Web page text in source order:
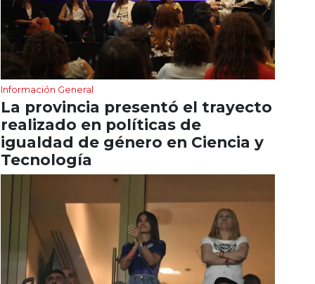
Información General
La provincia presentó el trayecto
realizado en políticas de
igualdad de género en Ciencia y
Tecnología